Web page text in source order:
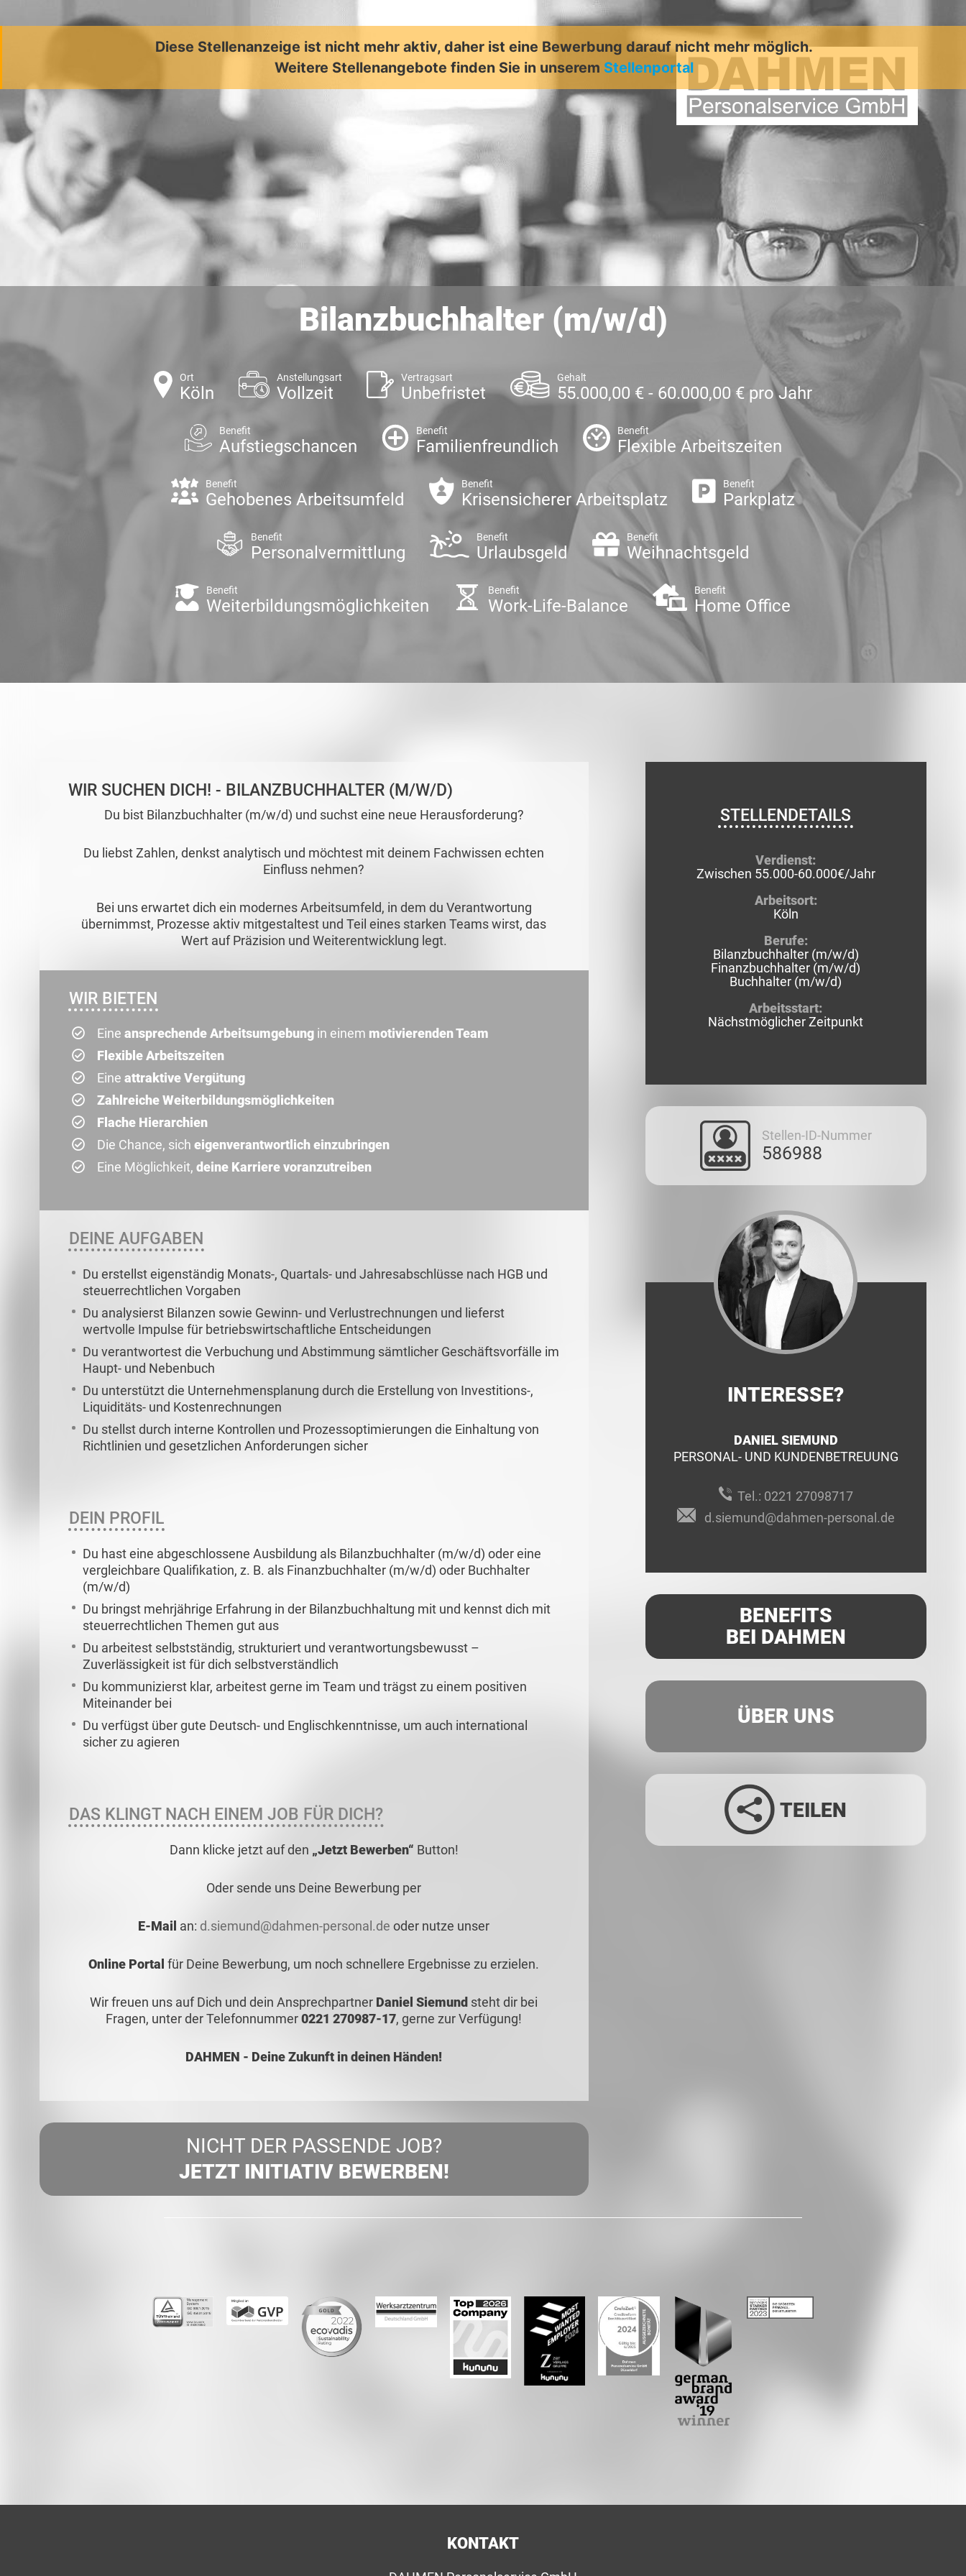
Diese Stellenanzeige ist nicht mehr aktiv, daher ist eine Bewerbung darauf nicht mehr möglich.
Weitere Stellenangebote finden Sie in unserem Stellenportal
Bilanzbuchhalter (m/w/d)
Ort
Köln
Anstellungsart
Vollzeit
Vertragsart
Unbefristet
Gehalt
55.000,00 € - 60.000,00 € pro Jahr
Benefit
Aufstiegschancen
Benefit
Familienfreundlich
Benefit
Flexible Arbeitszeiten
Benefit
Gehobenes Arbeitsumfeld
Benefit
Krisensicherer Arbeitsplatz
Benefit
Parkplatz
Benefit
Personalvermittlung
Benefit
Urlaubsgeld
Benefit
Weihnachtsgeld
Benefit
Weiterbildungsmöglichkeiten
Benefit
Work-Life-Balance
Benefit
Home Office
WIR SUCHEN DICH! - BILANZBUCHHALTER (M/W/D)
Du bist Bilanzbuchhalter (m/w/d) und suchst eine neue Herausforderung?
Du liebst Zahlen, denkst analytisch und möchtest mit deinem Fachwissen echten
Einfluss nehmen?
Bei uns erwartet dich ein modernes Arbeitsumfeld, in dem du Verantwortung
übernimmst, Prozesse aktiv mitgestaltest und Teil eines starken Teams wirst, das
Wert auf Präzision und Weiterentwicklung legt.
WIR BIETEN
Eine ansprechende Arbeitsumgebung in einem motivierenden Team
Flexible Arbeitszeiten
Eine attraktive Vergütung
Zahlreiche Weiterbildungsmöglichkeiten
Flache Hierarchien
Die Chance, sich eigenverantwortlich einzubringen
Eine Möglichkeit, deine Karriere voranzutreiben
DEINE AUFGABEN
Du erstellst eigenständig Monats-, Quartals- und Jahresabschlüsse nach HGB und
steuerrechtlichen Vorgaben
Du analysierst Bilanzen sowie Gewinn- und Verlustrechnungen und lieferst
wertvolle Impulse für betriebswirtschaftliche Entscheidungen
Du verantwortest die Verbuchung und Abstimmung sämtlicher Geschäftsvorfälle im
Haupt- und Nebenbuch
Du unterstützt die Unternehmensplanung durch die Erstellung von Investitions-,
Liquiditäts- und Kostenrechnungen
Du stellst durch interne Kontrollen und Prozessoptimierungen die Einhaltung von
Richtlinien und gesetzlichen Anforderungen sicher
DEIN PROFIL
Du hast eine abgeschlossene Ausbildung als Bilanzbuchhalter (m/w/d) oder eine
vergleichbare Qualifikation, z. B. als Finanzbuchhalter (m/w/d) oder Buchhalter
(m/w/d)
Du bringst mehrjährige Erfahrung in der Bilanzbuchhaltung mit und kennst dich mit
steuerrechtlichen Themen gut aus
Du arbeitest selbstständig, strukturiert und verantwortungsbewusst –
Zuverlässigkeit ist für dich selbstverständlich
Du kommunizierst klar, arbeitest gerne im Team und trägst zu einem positiven
Miteinander bei
Du verfügst über gute Deutsch- und Englischkenntnisse, um auch international
sicher zu agieren
DAS KLINGT NACH EINEM JOB FÜR DICH?
Dann klicke jetzt auf den „Jetzt Bewerben“ Button!
Oder sende uns Deine Bewerbung per
E-Mail an: d.siemund@dahmen-personal.de oder nutze unser
Online Portal für Deine Bewerbung, um noch schnellere Ergebnisse zu erzielen.
Wir freuen uns auf Dich und dein Ansprechpartner Daniel Siemund steht dir bei
Fragen, unter der Telefonnummer0221 270987-17, gerne zur Verfügung!
DAHMEN - Deine Zukunft in deinen Händen!
NICHT DER PASSENDE JOB?
JETZT INITIATIV BEWERBEN!
STELLENDETAILS
Verdienst:
Zwischen 55.000-60.000€/Jahr
Arbeitsort:
Köln
Berufe:
Bilanzbuchhalter (m/w/d)
Finanzbuchhalter (m/w/d)
Buchhalter (m/w/d)
Arbeitsstart:
Nächstmöglicher Zeitpunkt
Stellen-ID-Nummer
586988
INTERESSE?
DANIEL SIEMUND
PERSONAL- UND KUNDENBETREUUNG
Tel.: 0221 27098717
d.siemund@dahmen-personal.de
BENEFITS
BEI DAHMEN
ÜBER UNS
TEILEN
KONTAKT